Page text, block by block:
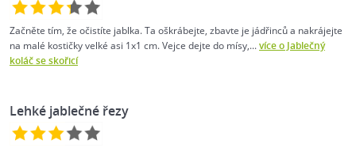
Začněte tím, že očistíte jablka. Ta oškrábejte, zbavte je jádřinců a nakrájejte
na malé kostičky velké asi 1x1 cm. Vejce dejte do mísy,...více o Jablečný
koláč se skořicí
Lehké jablečné řezy